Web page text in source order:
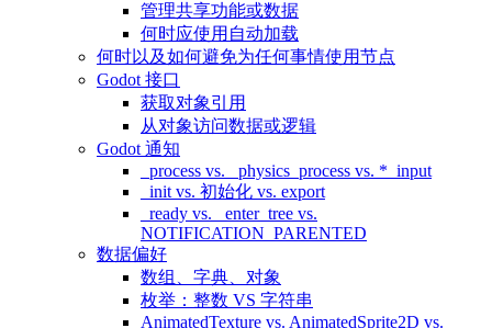
管理共享功能或数据
何时应使用自动加载
何时以及如何避免为任何事情使用节点
Godot 接口
获取对象引用
从对象访问数据或逻辑
Godot 通知
_process vs. _physics_process vs. *_input
_init vs. 初始化 vs. export
_ready vs. _enter_tree vs.
NOTIFICATION_PARENTED
数据偏好
数组、字典、对象
枚举：整数 VS 字符串
AnimatedTexture vs. AnimatedSprite2D vs.